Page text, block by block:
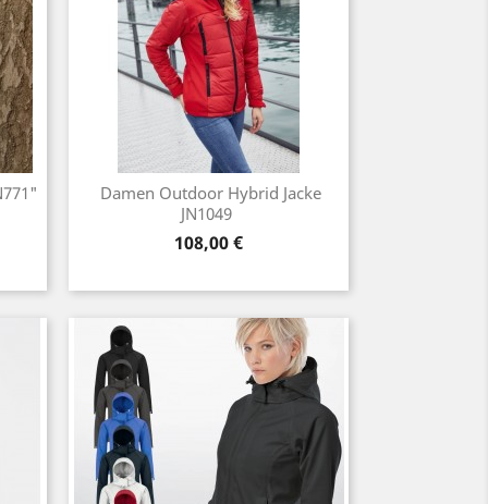
Damen Outdoor Hybrid Jacke
JN1049
Preis
108,00 €